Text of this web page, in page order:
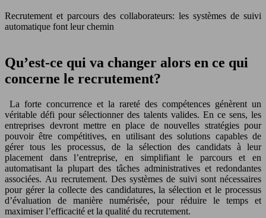
Recrutement et parcours des collaborateurs: les systèmes de suivi
automatique font leur chemin
Qu’est-ce qui va changer alors en ce qui
concerne le recrutement?
La forte concurrence et la rareté des compétences génèrent un
véritable défi pour sélectionner des talents valides. En ce sens, les
entreprises devront mettre en place de nouvelles stratégies pour
pouvoir être compétitives, en utilisant des solutions capables de
gérer tous les processus, de la sélection des candidats à leur
placement dans l’entreprise, en simplifiant le parcours et en
automatisant la plupart des tâches administratives et redondantes
associées. Au recrutement. Des systèmes de suivi sont nécessaires
pour gérer la collecte des candidatures, la sélection et le processus
d’évaluation de manière numérisée, pour réduire le temps et
maximiser l’efficacité et la qualité du recrutement.